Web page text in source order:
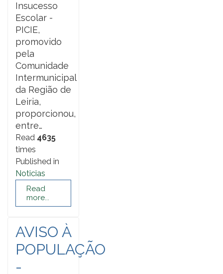
Insucesso
Escolar -
PICIE,
promovido
pela
Comunidade
Intermunicipal
da Região de
Leiria,
proporcionou,
entre…
Read 4635
times
Published in
Noticias
Read
more...
AVISO À
POPULAÇÃO
-